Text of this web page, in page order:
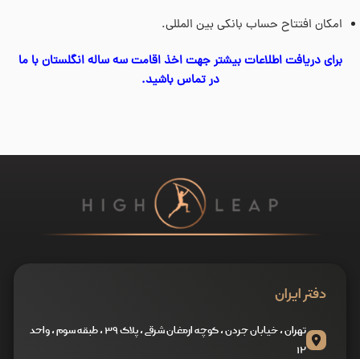
امکان افتتاح حساب بانکی بین المللی.
برای دریافت اطلاعات بیشتر جهت اخذ اقامت سه ساله انگلستان با ما
در تماس باشید.
دفتر ایران
تهران ، خیابان جردن ، کوچه ارمغان شرقی ، پلاک ۳۹ ، طبقه سوم ، واحد
۱۲